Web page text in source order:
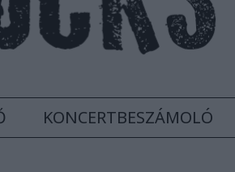
KONCERTBESZÁMOLÓ